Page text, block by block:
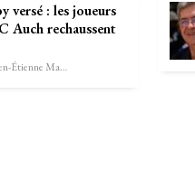
versé : les joueurs
Auch rechaussent
Sébastien-Étienne Marechal